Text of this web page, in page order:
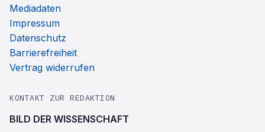
Mediadaten
Impressum
Datenschutz
Barrierefreiheit
Vertrag widerrufen
KONTAKT ZUR REDAKTION
BILD DER WISSENSCHAFT